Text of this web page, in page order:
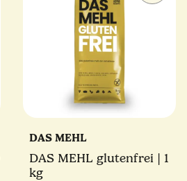
DAS MEHL
DAS MEHL glutenfrei | 1
kg